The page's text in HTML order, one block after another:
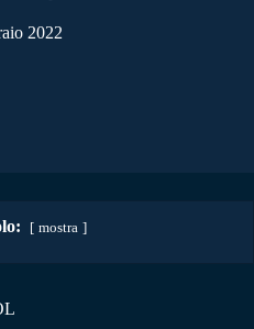
2022
mostra